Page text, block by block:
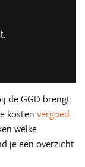
de GGD brengt
kosten vergoed
welke
je een overzicht